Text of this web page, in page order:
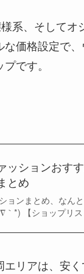
系、そして
価格設定で
です。
ッションおす
とめ
ョンまとめ、なん
｀*) 【ショップ
リアは、安